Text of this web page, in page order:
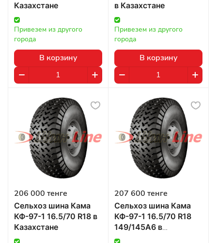
Казахстане
Привезем из другого
города
В корзину
в Казахстане
Привезем из другого
города
В корзину
206 000 тенге
Сельхоз шина Кама
КФ-97-1 16.5/70 R18 в
Казахстане
207 600 тенге
Сельхоз шина Кама
КФ-97-1 16.5/70 R18
149/145А6 в
Казахстане